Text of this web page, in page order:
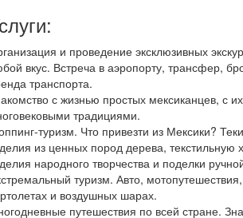
и проведение эксклюзивных
вкус. Встреча в аэропорту, трансфер,
транспорта.
с жизнью простых мексиканцев, с
традициями.
туризм. Что привезти из Мексики?
из ценных пород дерева, текстильную
народного творчества и поделки
туризм. Авто,
и воздушных шарах.
путешествия по всей стране.